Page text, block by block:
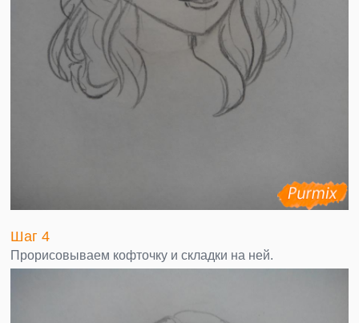
Шаг 4
Прорисовываем кофточку и складки на ней.